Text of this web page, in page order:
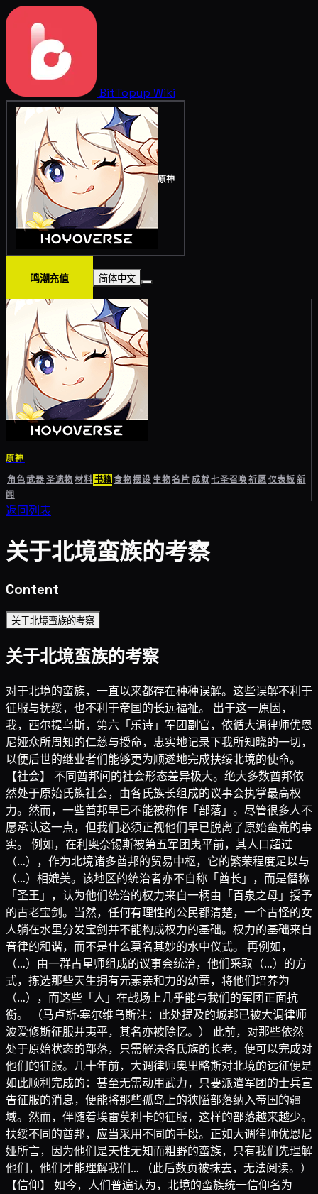
BitTopup Wiki
原神
鸣潮充值 简体中文
原神
角色武器圣遗物材料书籍食物摆设生物名片成就七圣召唤祈愿仪表板新
闻
返回列表
关于北境蛮族的考察
Content
关于北境蛮族的考察
关于北境蛮族的考察
对于北境的蛮族，一直以来都存在种种误解。这些误解不利于
征服与抚绥，也不利于帝国的长远福祉。 出于这一原因，
我，西尔提乌斯，第六「乐诗」军团副官，依循大调律师优恩
尼娅众所周知的仁慈与授命，忠实地记录下我所知晓的一切，
以便后世的继业者们能够更为顺遂地完成扶绥北境的使命。
【社会】 不同酋邦间的社会形态差异极大。绝大多数酋邦依
然处于原始氏族社会，由各氏族长组成的议事会执掌最高权
力。然而，一些酋邦早已不能被称作「部落」。尽管很多人不
愿承认这一点，但我们必须正视他们早已脱离了原始蛮荒的事
实。 例如，在利奥奈锡斯被第五军团夷平前，其人口超过
（…），作为北境诸多酋邦的贸易中枢，它的繁荣程度足以与
（…）相媲美。该地区的统治者亦不自称「酋长」，而是僭称
「圣王」，认为他们统治的权力来自一柄由「百泉之母」授予
的古老宝剑。当然，任何有理性的公民都清楚，一个古怪的女
人躺在水里分发宝剑并不能构成权力的基础。权力的基础来自
音律的和谐，而不是什么莫名其妙的水中仪式。 再例如，
（…）由一群占星师组成的议事会统治，他们采取（…）的方
式，拣选那些天生拥有元素亲和力的幼童，将他们培养为
（…），而这些「人」在战场上几乎能与我们的军团正面抗
衡。 （马卢斯·塞尔维乌斯注：此处提及的城邦已被大调律师
波爱修斯征服并夷平，其名亦被除忆。） 此前，对那些依然
处于原始状态的部落，只需解决各氏族的长老，便可以完成对
他们的征服。几十年前，大调律师奥里略斯对北境的远征便是
如此顺利完成的：甚至无需动用武力，只要派遣军团的士兵宣
告征服的消息，便能将那些孤岛上的狭隘部落纳入帝国的疆
域。然而，伴随着埃雷莫利卡的征服，这样的部落越来越少。
扶绥不同的酋邦，应当采用不同的手段。正如大调律师优恩尼
娅所言，因为他们是天性无知而粗野的蛮族，只有我们先理解
他们，他们才能理解我们… （此后数页被抹去，无法阅读。）
【信仰】 如今，人们普遍认为，北境的蛮族统一信仰名为